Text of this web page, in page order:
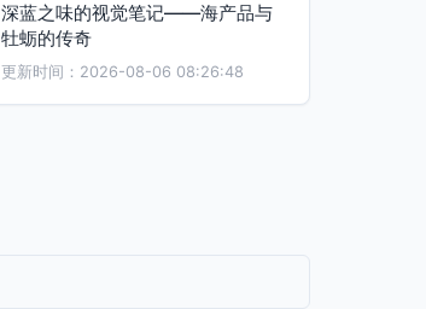
深蓝之味的视觉笔记——海产品与
牡蛎的传奇
更新时间：2026-08-06 08:26:48